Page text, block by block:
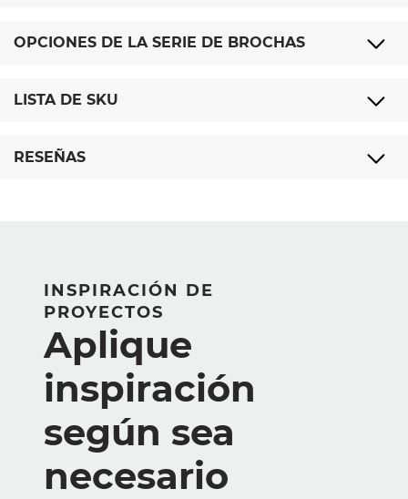
OPCIONES DE LA SERIE DE BROCHAS
LISTA DE SKU
RESEÑAS
INSPIRACIÓN DE
PROYECTOS
Aplique
inspiración
según sea
necesario